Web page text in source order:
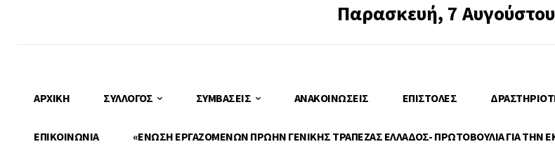
Παρασκευή, 7
ΑΡΧΙΚΉ ΣΎΛΛΟΓΟΣ ΣΥΜΒΆΣΕΙΣ ΑΝΑΚΟΙΝΏΣΕΙΣ ΕΠΙΣΤΟΛΈΣ
ΕΠΙΚΟΙΝΩΝΊΑ «ΕΝΩΣΗ ΕΡΓΑΖΟΜΕΝΩΝ ΠΡΩΗΝ ΓΕΝΙΚΗΣ ΤΡΑΠΕΖΑΣ ΕΛΛΑΔΟΣ- ΠΡΩΤΟΒΟΥΛΙΑ ΓΙΑ ΤΗΝ